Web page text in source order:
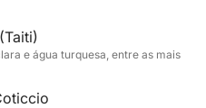
baías mais emblemáticas
nadar e praticar
a La Maddalena e à
e água turquesa, entre as mais